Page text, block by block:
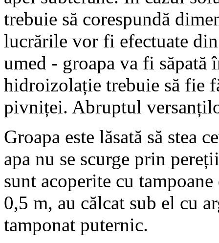
trebuie să corespundă
lucrările vor fi efectuate
umed - groapa va fi
hidroizolație trebuie să fie
pivniței. Abruptul
Groapa este lăsată să stea
apa nu se scurge prin
sunt acoperite cu
0,5 m, au călcat sub el cu
tamponat puternic.